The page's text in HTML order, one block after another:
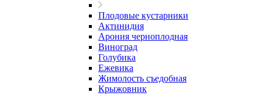
Плодовые кустарники
Актинидия
Арония черноплодная
Виноград
Голубика
Ежевика
Жимолость съедобная
Крыжовник